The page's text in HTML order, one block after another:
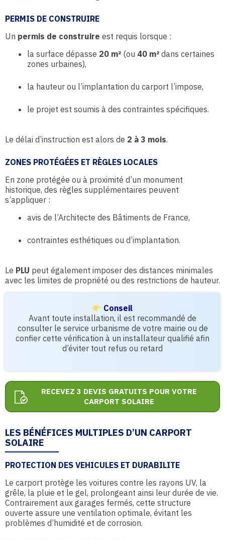
PERMIS DE CONSTRUIRE
Un permis de construire est requis lorsque :
la surface dépasse 20 m² (ou 40 m² dans certaines
zones urbaines),
la hauteur ou l’implantation du carport l’impose,
le projet est soumis à des contraintes spécifiques.
Le délai d’instruction est alors de 2 à 3 mois.
ZONES PROTÉGÉES ET RÈGLES LOCALES
En zone protégée ou à proximité d’un monument
historique, des règles supplémentaires peuvent
s’appliquer :
avis de l’Architecte des Bâtiments de France,
contraintes esthétiques ou d’implantation.
Le PLU peut également imposer des distances minimales
avec les limites de propriété ou des restrictions de hauteur.
Conseil
Avant toute installation, il est recommandé de
consulter le service urbanisme de votre mairie ou de
confier cette vérification à un installateur qualifié afin
d’éviter tout refus ou retard
RECEVEZ 3 DEVIS GRATUITS POUR VOTRE
CARPORT SOLAIRE
LES BÉNÉFICES MULTIPLES D’UN CARPORT
SOLAIRE
PROTECTION DES VEHICULES ET DURABILITE
Le carport protège les voitures contre les rayons UV, la
grêle, la pluie et le gel, prolongeant ainsi leur durée de vie.
Contrairement aux garages fermés, cette structure
ouverte assure une ventilation optimale, évitant les
problèmes d’humidité et de corrosion.